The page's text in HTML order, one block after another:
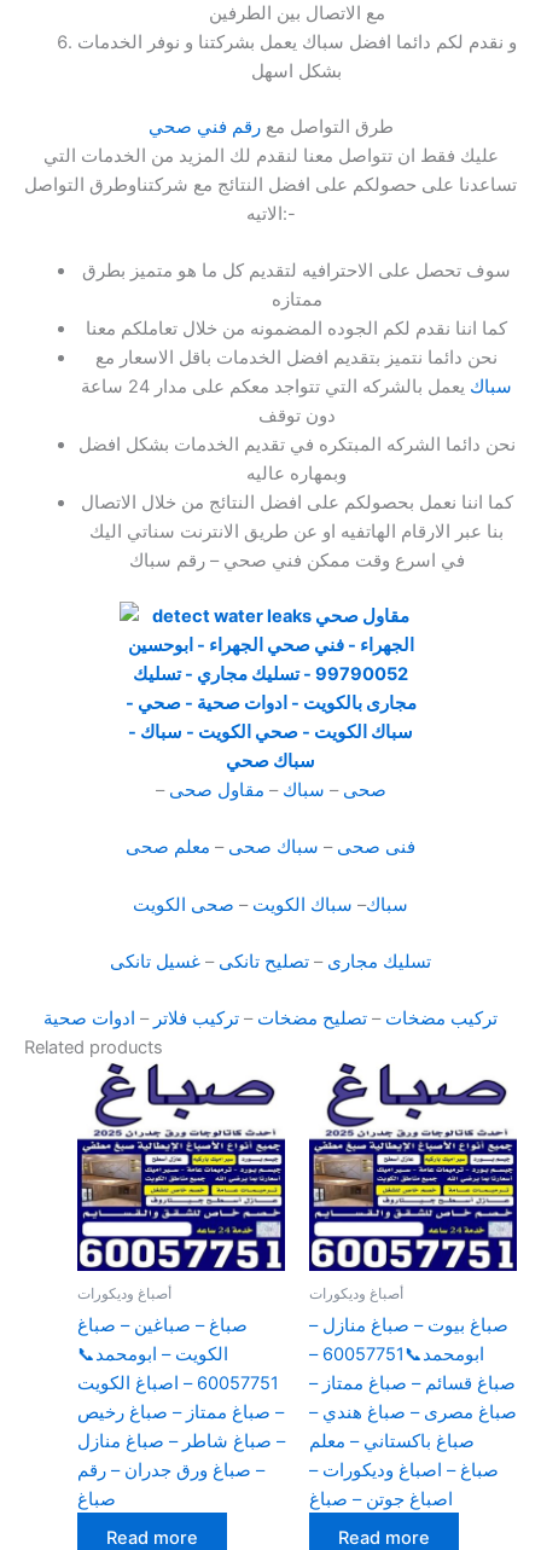
مع الاتصال بين الطرفين
و نقدم لكم دائما افضل سباك يعمل بشركتنا و نوفر الخدمات
بشكل اسهل
طرق التواصل معرقم فني صحي
عليك فقط ان تتواصل معنا لنقدم لك المزيد من الخدمات التي
تساعدنا على حصولكم على افضل النتائج مع شركتناوطرق التواصل
الاتيه:-
سوف تحصل على الاحترافيه لتقديم كل ما هو متميز بطرق
ممتازه
كما اننا نقدم لكم الجوده المضمونه من خلال تعاملكم معنا
نحن دائما نتميز بتقديم افضل الخدمات باقل الاسعار مع
سباك
يعمل بالشركه التي تتواجد معكم على مدار 24 ساعة
دون توقف
نحن دائما الشركه المبتكره في تقديم الخدمات بشكل افضل
وبمهاره عاليه
كما اننا نعمل بحصولكم على افضل النتائج من خلال الاتصال
بنا عبر الارقام الهاتفيه او عن طريق الانترنت سناتي اليك
في اسرع وقت ممكن فني صحي – رقم سباك
– صحى – سباك – مقاول صحى
فنى صحى – سباك صحى – معلم صحى
سباك– سباك الكويت – صحى الكويت
تسليك مجارى – تصليح تانكى – غسيل تانكى
تركيب مضخات – تصليح مضخات – تركيب فلاتر – ادوات صحية
Related products
أصباغ وديكورات
صباغ – صباغين – صباغ
الكويت – ابومحمد📞
60057751 – اصباغ الكويت
– صباغ ممتاز – صباغ رخيص
– صباغ شاطر – صباغ منازل
– صباغ ورق جدران – رقم
صباغ
Read more
أصباغ وديكورات
صباغ بيوت – صباغ منازل –
ابومحمد📞60057751 –
صباغ قسائم – صباغ ممتاز –
صباغ مصرى – صباغ هندي –
صباغ باكستاني – معلم
صباغ – اصباغ وديكورات –
اصباغ جوتن – صباغ
Read more